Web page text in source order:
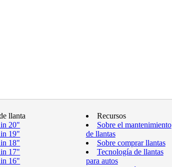
llanta
20"
19"
18"
17"
16"
Recursos
Sobre el mantenimiento
de llantas
Sobre comprar llantas
Tecnología de llantas
para autos